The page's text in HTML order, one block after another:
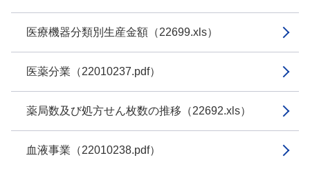
医療機器分類別生産金額（22699.xls）
医薬分業（22010237.pdf）
薬局数及び処方せん枚数の推移（22692.xls）
血液事業（22010238.pdf）